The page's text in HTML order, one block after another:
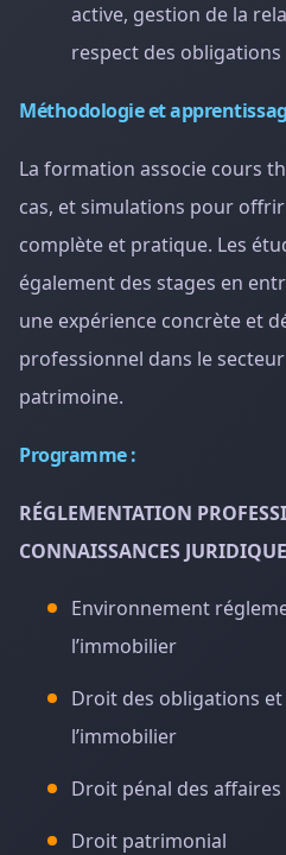
active, gestion de la
respect des
Méthodologie et
La formation associe cours
cas, et simulations pour
complète et pratique. Les
également des stages en
une expérience concrète et
professionnel dans le
patrimoine.
Programme :
RÉGLEMENTATION
CONNAISSANCES
Environnement
l’immobilier
Droit des obligations
l’immobilier
Droit pénal des affaires
Droit patrimonial